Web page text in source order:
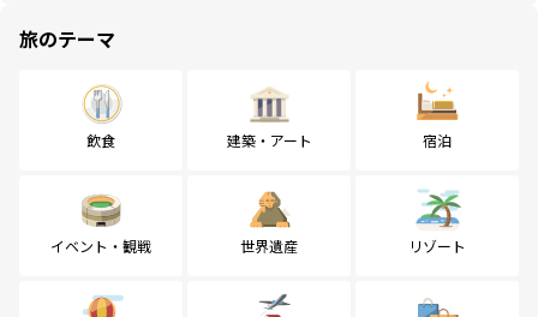
旅のテーマ
飲食 建築・アート 宿泊
イベント・観戦 世界遺産 リゾート